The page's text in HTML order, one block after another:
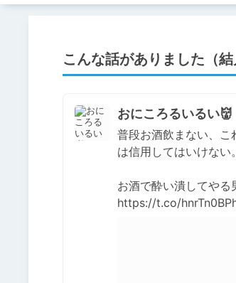
こんな話がありました（結
おにころるいるい👹
普段お酒飲まない、こ
は信用してはいけない
お酒で酔い潰してやる
https://t.co/